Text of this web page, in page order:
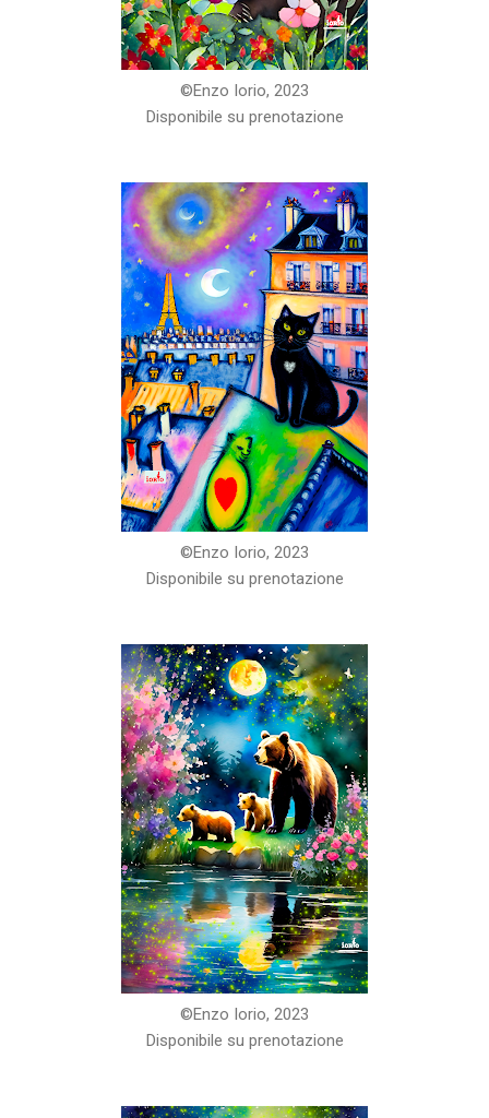
©️Enzo Iorio, 2023
Disponibile su prenotazione
©️Enzo Iorio, 2023
Disponibile su prenotazione
©️Enzo Iorio, 2023
Disponibile su prenotazione